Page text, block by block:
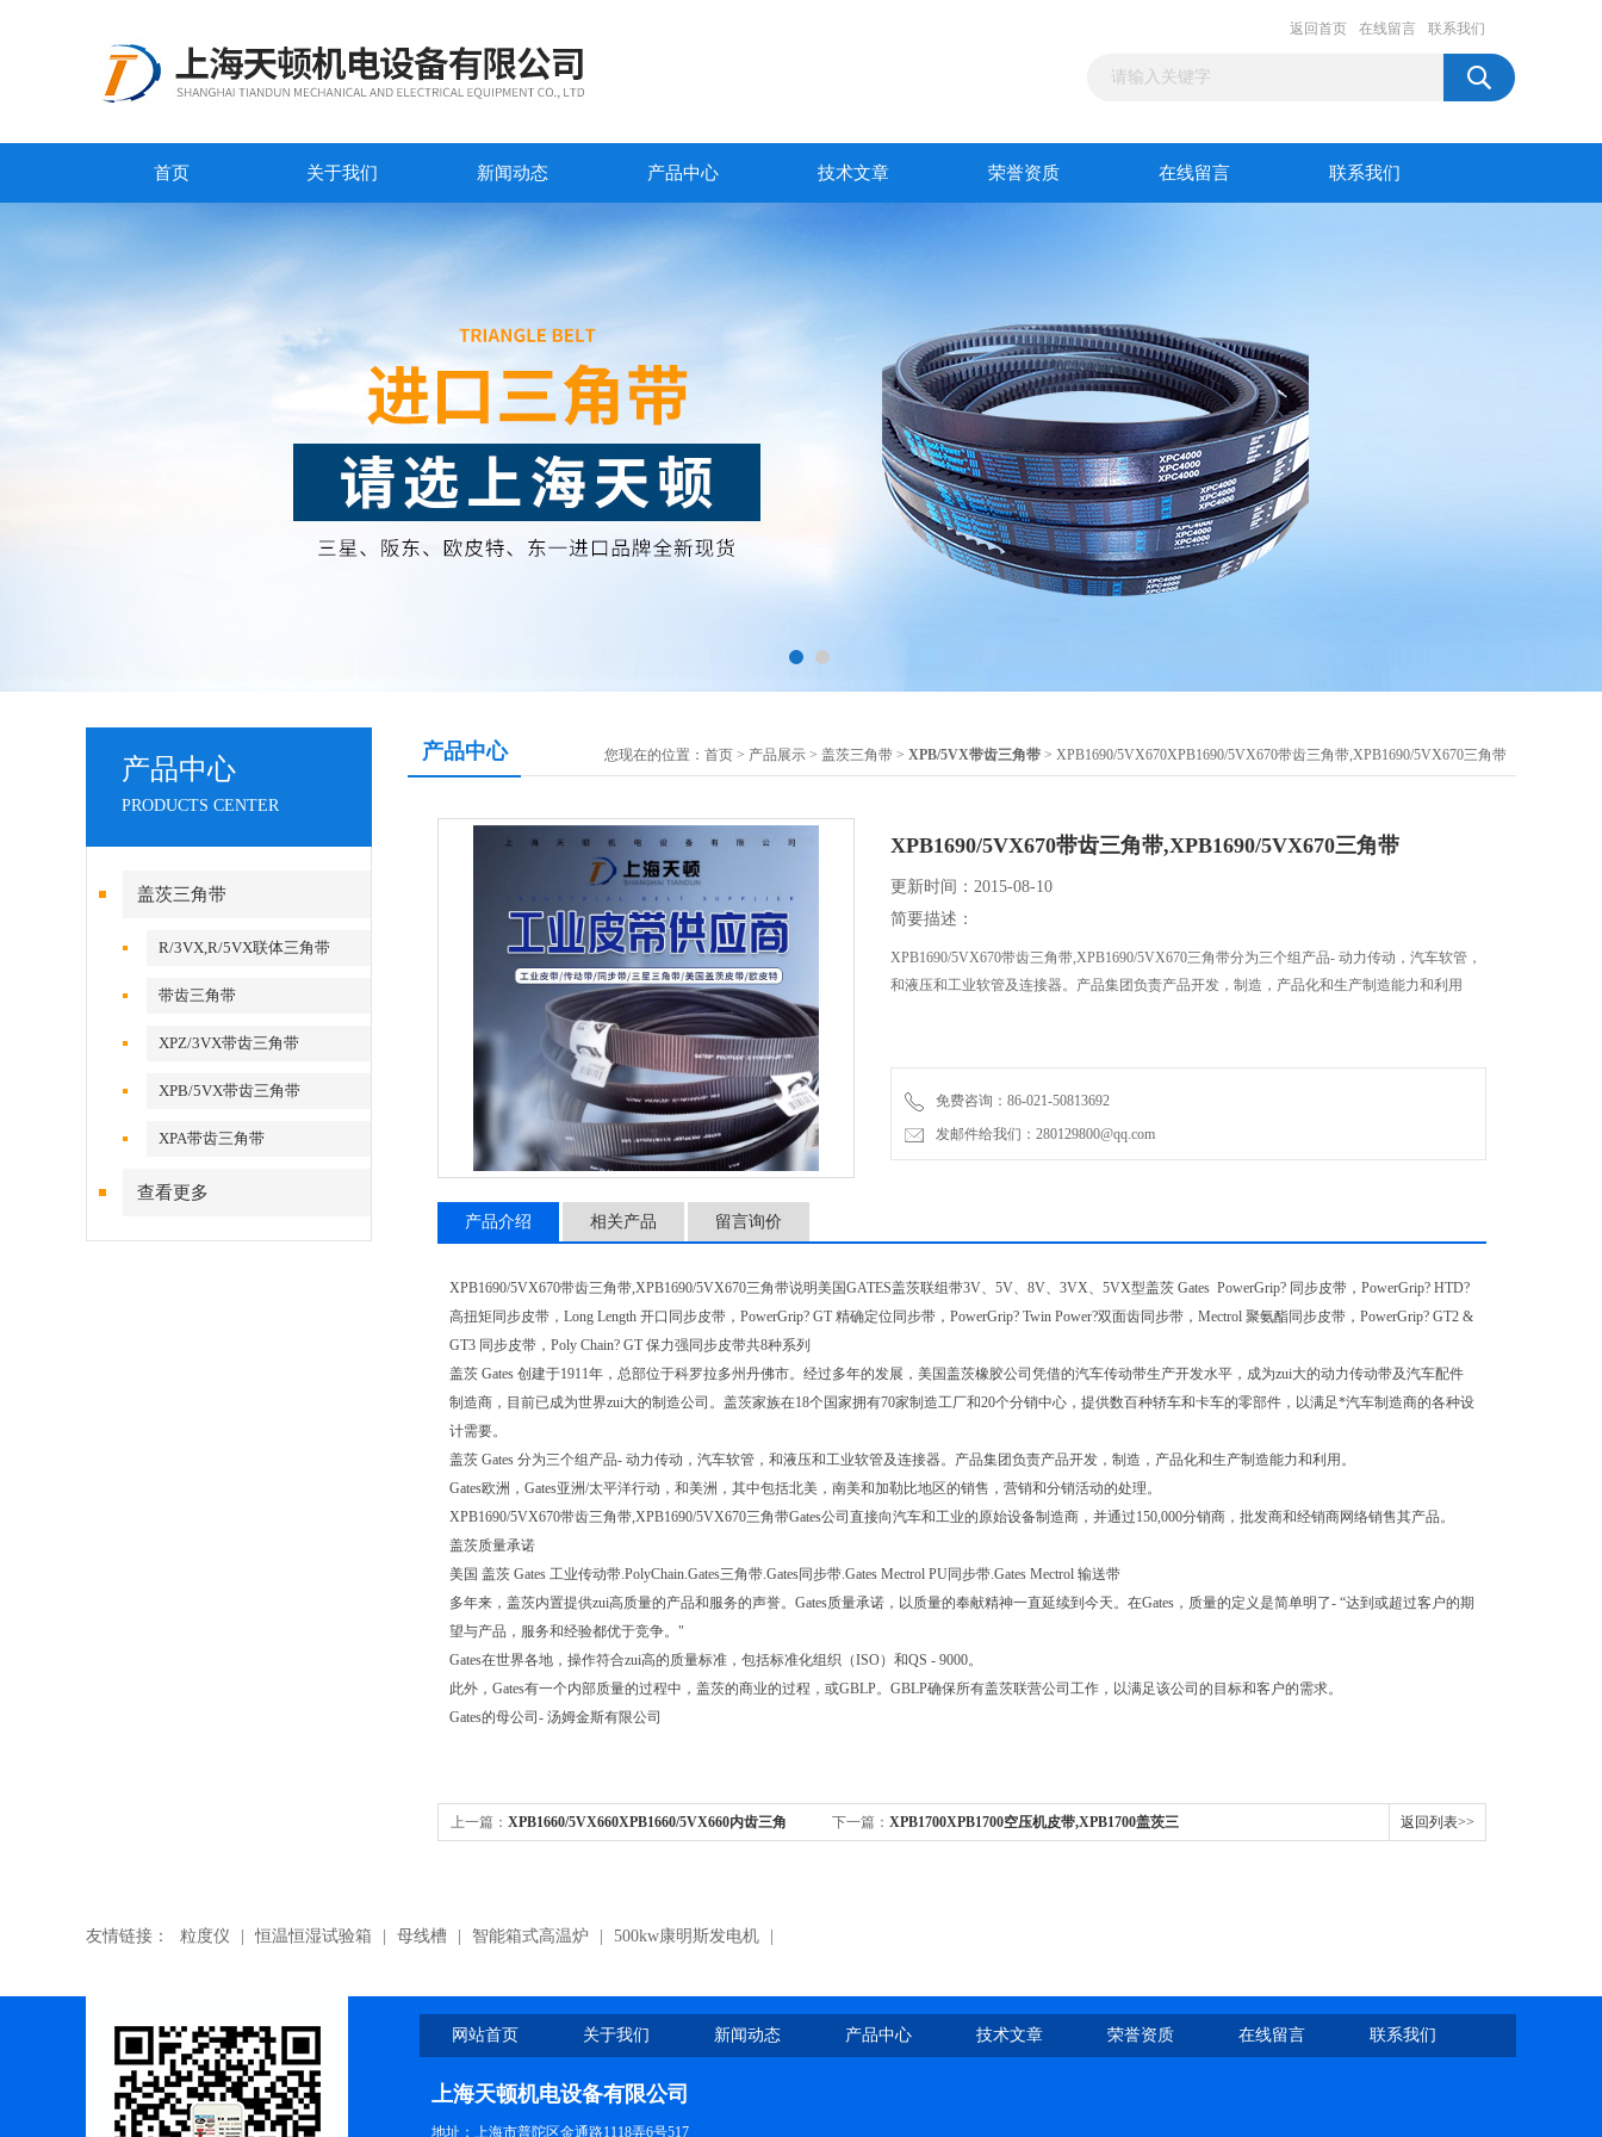
返回首页 在线留言 联系我们
首页 关于我们 新闻动态 产品中心 技术文章 荣誉资质 在线留言 联系我们
产品中心
PRODUCTS CENTER
盖茨三角带
R/3VX,R/5VX联体三角带
带齿三角带
XPZ/3VX带齿三角带
XPB/5VX带齿三角带
XPA带齿三角带
查看更多
产品中心 您现在的位置： 首页 > 产品展示 > 盖茨三角带 > XPB/5VX带齿三角带 > XPB1690/5VX670XPB1690/5VX670带齿三角带,XPB1690/5VX670三角带
XPB1690/5VX670带齿三角带,XPB1690/5VX670三角带
更新时间：2015-08-10
简要描述：
XPB1690/5VX670带齿三角带,XPB1690/5VX670三角带分为三个组产品- 动力传动，汽车软管，
和液压和工业软管及连接器。产品集团负责产品开发，制造，产品化和生产制造能力和利用
免费咨询：86-021-50813692
发邮件给我们：280129800@qq.com
产品介绍 相关产品 留言询价
XPB1690/5VX670带齿三角带,XPB1690/5VX670三角带说明美国GATES盖茨联组带3V、5V、8V、3VX、5VX型盖茨 Gates PowerGrip? 同步皮带，PowerGrip? HTD?
高扭矩同步皮带，Long Length 开口同步皮带，PowerGrip? GT 精确定位同步带，PowerGrip? Twin Power?双面齿同步带，Mectrol 聚氨酯同步皮带，PowerGrip? GT2 &
GT3 同步皮带，Poly Chain? GT 保力强同步皮带共8种系列
盖茨 Gates 创建于1911年，总部位于科罗拉多州丹佛市。经过多年的发展，美国盖茨橡胶公司凭借的汽车传动带生产开发水平，成为zui大的动力传动带及汽车配件
制造商，目前已成为世界zui大的制造公司。盖茨家族在18个国家拥有70家制造工厂和20个分销中心，提供数百种轿车和卡车的零部件，以满足*汽车制造商的各种设
计需要。
盖茨 Gates 分为三个组产品- 动力传动，汽车软管，和液压和工业软管及连接器。产品集团负责产品开发，制造，产品化和生产制造能力和利用。
Gates欧洲，Gates亚洲/太平洋行动，和美洲，其中包括北美，南美和加勒比地区的销售，营销和分销活动的处理。
XPB1690/5VX670带齿三角带,XPB1690/5VX670三角带Gates公司直接向汽车和工业的原始设备制造商，并通过150,000分销商，批发商和经销商网络销售其产品。
盖茨质量承诺
美国 盖茨 Gates 工业传动带.PolyChain.Gates三角带.Gates同步带.Gates Mectrol PU同步带.Gates Mectrol 输送带
多年来，盖茨内置提供zui高质量的产品和服务的声誉。Gates质量承诺，以质量的奉献精神一直延续到今天。在Gates，质量的定义是简单明了- “达到或超过客户的期
望与产品，服务和经验都优于竞争。"
Gates在世界各地，操作符合zui高的质量标准，包括标准化组织（ISO）和QS - 9000。
此外，Gates有一个内部质量的过程中，盖茨的商业的过程，或GBLP。GBLP确保所有盖茨联营公司工作，以满足该公司的目标和客户的需求。
Gates的母公司- 汤姆金斯有限公司
上一篇： XPB1660/5VX660XPB1660/5VX660内齿三角 下一篇： XPB1700XPB1700空压机皮带,XPB1700盖茨三 返回列表>>
友情链接： 粒度仪 恒温恒湿试验箱 母线槽 智能箱式高温炉 500kw康明斯发电机
网站首页 关于我们 新闻动态 产品中心 技术文章 荣誉资质 在线留言 联系我们
上海天顿机电设备有限公司
地址：上海市普陀区金通路1118弄6号517